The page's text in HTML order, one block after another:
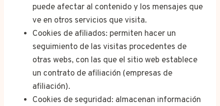
puede afectar al contenido y los mensajes que
ve en otros servicios que visita.
Cookies de afiliados: permiten hacer un
seguimiento de las visitas procedentes de
otras webs, con las que el sitio web establece
un contrato de afiliación (empresas de
afiliación).
Cookies de seguridad: almacenan información